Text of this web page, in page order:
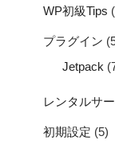
WP初級Tips
プラグイン
Jetpack
レンタルサ
初期設定 (5)